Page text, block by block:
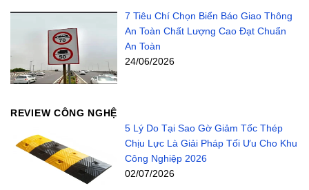
7 Tiêu Chí Chọn Biển Báo Giao Thông
An Toàn Chất Lượng Cao Đạt Chuẩn
An Toàn
24/06/2026
REVIEW CÔNG NGHỆ
5 Lý Do Tại Sao Gờ Giảm Tốc Thép
Chịu Lực Là Giải Pháp Tối Ưu Cho Khu
Công Nghiệp 2026
02/07/2026